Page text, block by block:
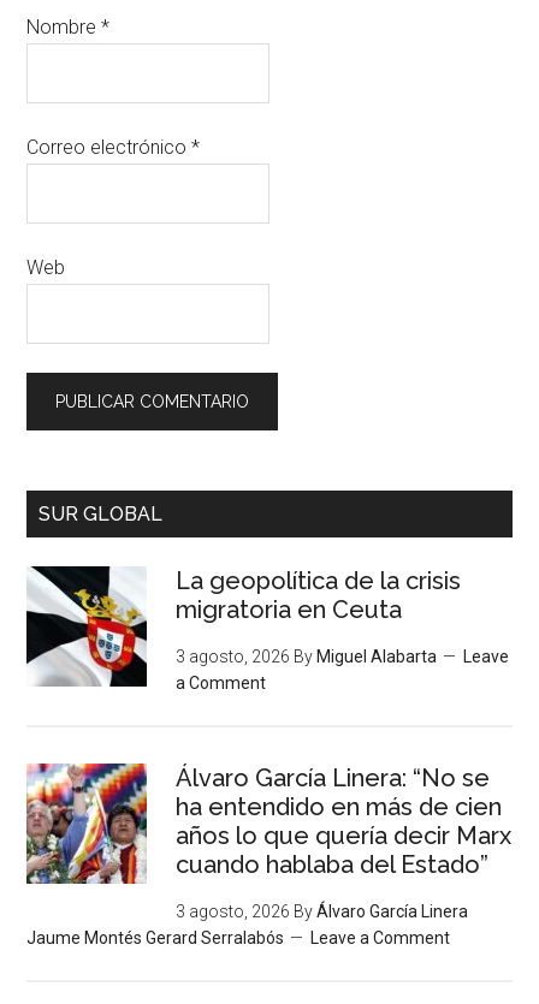
Nombre*
Correo electrónico*
Web
SUR GLOBAL
La geopolítica de la crisis
migratoria en Ceuta
3 agosto, 2026 By Miguel Alabarta
Leave
a Comment
Álvaro García Linera: “No se
ha entendido en más de cien
años lo que quería decir Marx
cuando hablaba del Estado”
3 agosto, 2026 ByÁlvaro García Linera
Jaume Montés Gerard Serralabós
Leave a Comment